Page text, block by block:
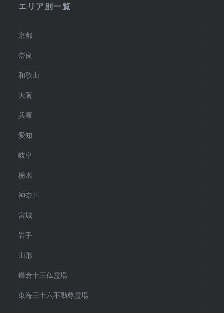
エリア別一覧
京都
奈良
和歌山
大阪
兵庫
愛知
岐阜
栃木
神奈川
宮城
岩手
山形
鎌倉十三仏霊場
東海三十六不動尊霊場